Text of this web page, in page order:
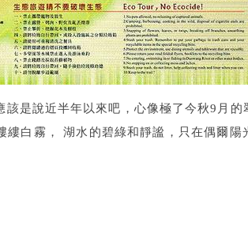
是說近半年以來吧，心像極了今秋9月的
縷白霧， 湖水的碧綠和靜謐，只在偶爾陽